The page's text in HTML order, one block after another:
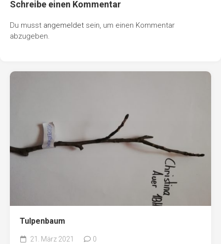
Schreibe einen Kommentar
Du musst angemeldet sein, um einen Kommentar
abzugeben.
Tulpenbaum
21. März 2021 0